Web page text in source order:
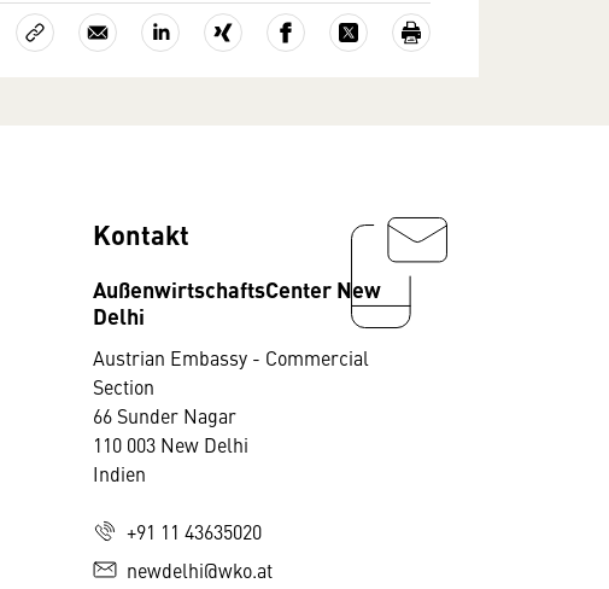
Kontakt
AußenwirtschaftsCenter New
Delhi
Austrian Embassy - Commercial
Section
66 Sunder Nagar
110 003 New Delhi
Indien
+91 11 43635020
newdelhi@wko.at